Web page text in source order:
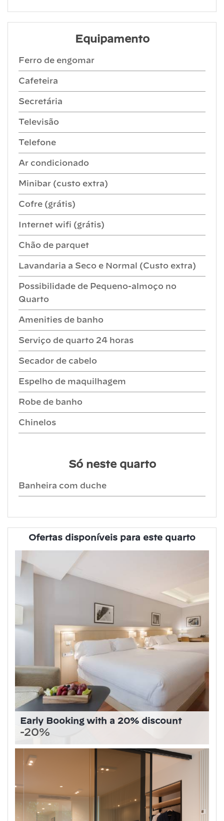
Equipamento
Ferro de engomar
Cafeteira
Secretária
Televisão
Telefone
Ar condicionado
Minibar (custo extra)
Cofre (grátis)
Internet wifi (grátis)
Chão de parquet
Lavandaria a Seco e Normal (Custo extra)
Possibilidade de Pequeno-almoço no
Quarto
Amenities de banho
Serviço de quarto 24 horas
Secador de cabelo
Espelho de maquilhagem
Robe de banho
Chinelos
Só neste quarto
Banheira com duche
Ofertas disponíveis para este quarto
Early Booking with a 20% discount
-20%